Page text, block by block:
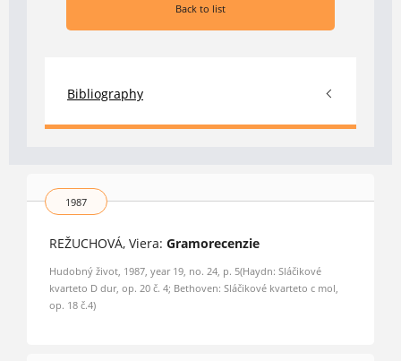
Back to list
Bibliography
1987
REŽUCHOVÁ, Viera: Gramorecenzie
Hudobný život, 1987, year 19, no. 24, p. 5(Haydn: Sláčikové
kvarteto D dur, op. 20 č. 4; Bethoven: Sláčikové kvarteto c mol,
op. 18 č.4)